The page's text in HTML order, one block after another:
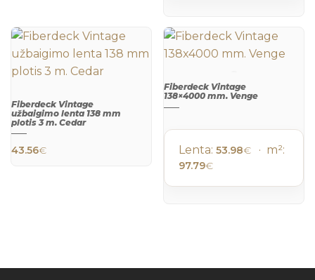
Fiberdeck Vintage
užbaigimo lenta 138 mm
plotis 3 m. Cedar
43.56€
Fiberdeck Vintage
138×4000 mm. Venge
Lenta:53.98€ · m²:
97.79€